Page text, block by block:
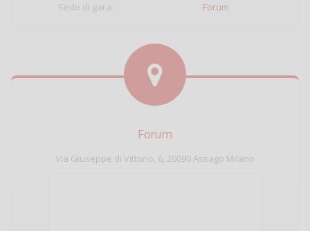
Sede di gara:
Forum
Forum
Via Giuseppe di Vittorio, 6, 20090 Assago Milano